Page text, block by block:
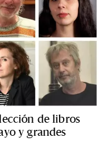
de libros
y grandes